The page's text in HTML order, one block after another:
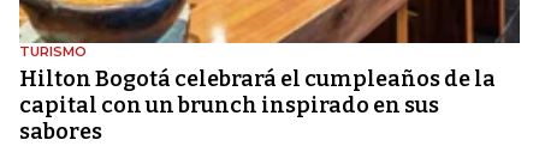
TURISMO
Hilton Bogotá celebrará el cumpleaños de la
capital con un brunch inspirado en sus
sabores